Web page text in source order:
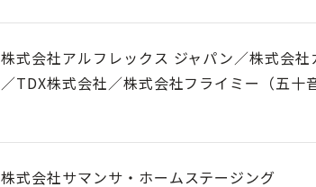
株式会社アルフレックス ジャパン／株式会社
／TDX株式会社／株式会社フライミー（五十音
株式会社サマンサ・ホームステージング